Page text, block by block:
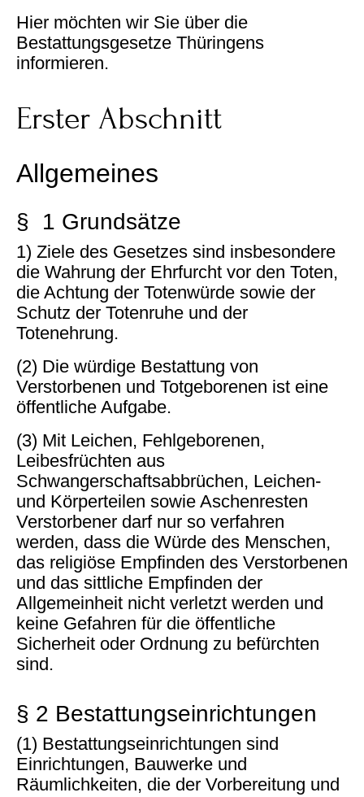
Hier möchten wir Sie über die
Bestattungsgesetze Thüringens
informieren.
Erster Abschnitt
Allgemeines
§ 1 Grundsätze
1) Ziele des Gesetzes sind insbesondere
die Wahrung der Ehrfurcht vor den Toten,
die Achtung der Totenwürde sowie der
Schutz der Totenruhe und der
Totenehrung.
(2) Die würdige Bestattung von
Verstorbenen und Totgeborenen ist eine
öffentliche Aufgabe.
(3) Mit Leichen, Fehlgeborenen,
Leibesfrüchten aus
Schwangerschaftsabbrüchen, Leichen-
und Körperteilen sowie Aschenresten
Verstorbener darf nur so verfahren
werden, dass die Würde des Menschen,
das religiöse Empfinden des Verstorbenen
und das sittliche Empfinden der
Allgemeinheit nicht verletzt werden und
keine Gefahren für die öffentliche
Sicherheit oder Ordnung zu befürchten
sind.
§ 2 Bestattungseinrichtungen
(1) Bestattungseinrichtungen sind
Einrichtungen, Bauwerke und
Räumlichkeiten, die der Vorbereitung und